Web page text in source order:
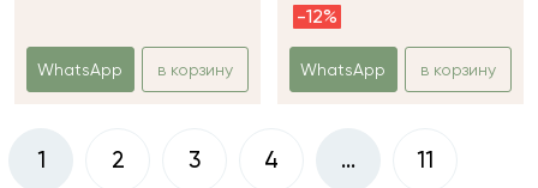
WhatsApp в корзину
-12%
WhatsApp в корзину
1 2 3 4 … 11